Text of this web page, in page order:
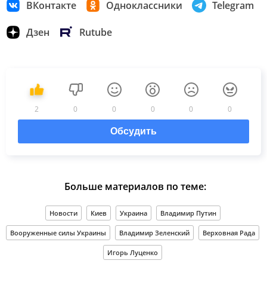
ВКонтакте Одноклассники Telegram
Дзен Rutube
2 0 0 0 0 0
Обсудить
Больше материалов по теме:
Новости Киев Украина Владимир Путин
Вооруженные силы Украины Владимир Зеленский Верховная Рада
Игорь Луценко